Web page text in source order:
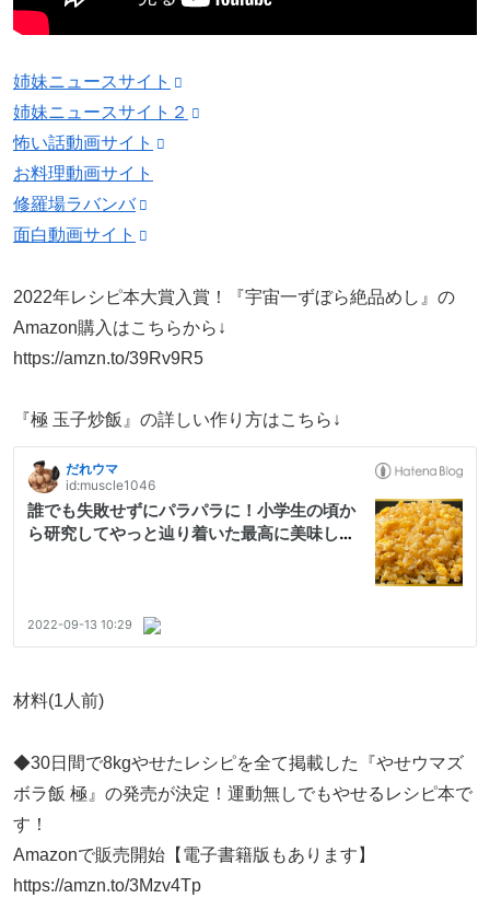
姉妹ニュースサイト
姉妹ニュースサイト２
怖い話動画サイト
お料理動画サイト
修羅場ラバンバ
面白動画サイト
2022年レシピ本大賞入賞！『宇宙一ずぼら絶品めし』の
Amazon購入はこちらから↓
https://amzn.to/39Rv9R5
『極 玉子炒飯』の詳しい作り方はこちら↓
材料(1人前)
◆30日間で8kgやせたレシピを全て掲載した『やせウマズ
ボラ飯 極』の発売が決定！運動無しでもやせるレシピ本で
す！
Amazonで販売開始【電子書籍版もあります】
https://amzn.to/3Mzv4Tp